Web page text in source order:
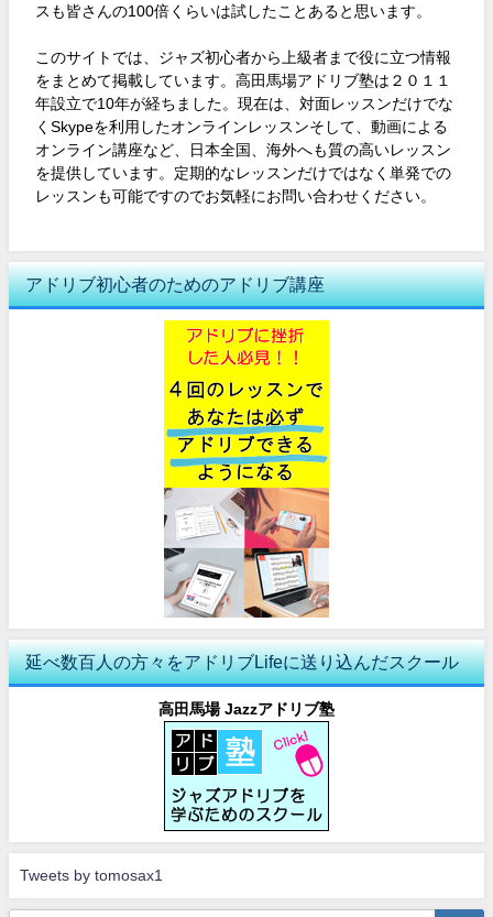
スも皆さんの100倍くらいは試したことあると思います。
このサイトでは、ジャズ初心者から上級者まで役に立つ情報
をまとめて掲載しています。高田馬場アドリブ塾は２０１１
年設立で10年が経ちました。現在は、対面レッスンだけでな
くSkypeを利用したオンラインレッスンそして、動画による
オンライン講座など、日本全国、海外へも質の高いレッスン
を提供しています。定期的なレッスンだけではなく単発での
レッスンも可能ですのでお気軽にお問い合わせください。
アドリブ初心者のためのアドリブ講座
延べ数百人の方々をアドリブLifeに送り込んだスクール
高田馬場 Jazzアドリブ塾
Tweets by tomosax1